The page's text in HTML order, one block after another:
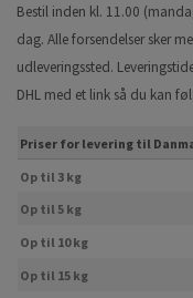
Bestil inden kl. 11.00
dag. Alle forsendelser sker
udleveringssted.
DHL med et link så du kan
Priser for levering til
Op til 3 kg
Op til 5 kg
Op til 10 kg
Op til 15 kg